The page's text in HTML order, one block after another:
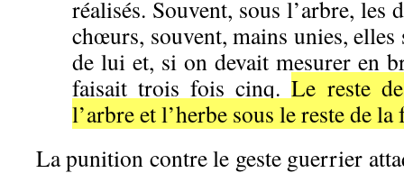
réalisés. Souvent, sous l’arbre, les
chœurs, souvent, mains unies, elles
de lui et, si on devait mesurer en
faisait trois fois cinq.Le reste
l’arbre et l’herbe sous le reste de la
La punition contre le geste guerrier